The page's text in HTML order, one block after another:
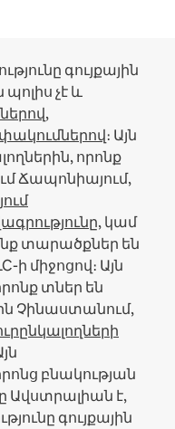
գույքային
չէ և
։ Այն
որոնք
Ճապոնիայում,
, կամ
տարածքներ են
ի միջոցով։ Այն
տներ են
Չինաստանում,
բնակության
Ավստրալիան է,
գույքային